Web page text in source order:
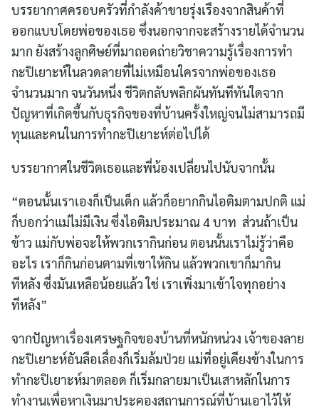
บรรยากาศครอบครัวที่กำลังค้าขายรุ่งเรืองจากสินค้าที่
ออกแบบโดยพ่อของเธอ ซึ่งนอกจากจะสร้างรายได้จำนวน
มาก ยังสร้างลูกศิษย์ที่มาถอดถ่ายวิชาความรู้เรื่องการทำ
กะปิเยาะห์ในลวดลายที่ไม่เหมือนใครจากพ่อของเธอ
จำนวนมาก จนวันหนึ่ง ชีวิตกลับพลิกผันทันทีทันใดจาก
ปัญหาที่เกิดขึ้นกับธุรกิจของที่บ้านครั้งใหญ่จนไม่สามารถมี
ทุนและคนในการทำกะปิเยาะห์ต่อไปได้
บรรยากาศในชีวิตเธอและพี่น้องเปลี่ยนไปนับจากนั้น
“ตอนนั้นเราเองก็เป็นเด็ก แล้วก็อยากกินไอติมตามปกติ แม่
ก็บอกว่าแม่ไม่มีเงิน ซึ่งไอติมประมาณ 4 บาท ส่วนถ้าเป็น
ข้าว แม่กับพ่อจะให้พวกเรากินก่อน ตอนนั้นเราไม่รู้ว่าคือ
อะไร เราก็กินก่อนตามที่เขาให้กิน แล้วพวกเขาก็มากิน
ทีหลัง ซึ่งมันเหลือน้อยแล้ว ใช่ เราเพิ่งมาเข้าใจทุกอย่าง
ทีหลัง”
จากปัญหาเรื่องเศรษฐกิจของบ้านที่หนักหน่วง เจ้าของลาย
กะปิเยาะห์อันลือเลื่องก็เริ่มล้มป่วย แม่ที่อยู่เคียงข้างในการ
ทำกะปิเยาะห์มาตลอด ก็เริ่มกลายมาเป็นเสาหลักในการ
ทำงานเพื่อหาเงินมาประคองสถานการณ์ที่บ้านเอาไว้ให้